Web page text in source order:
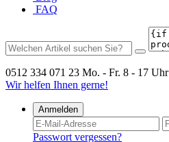
FAQ
0512 334 071 23 Mo. - Fr. 8 - 17 Uhr
Wir helfen Ihnen gerne!
Anmelden
Passwort vergessen?